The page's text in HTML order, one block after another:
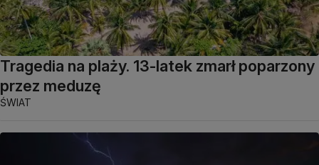
Tragedia na plaży. 13-latek zmarł poparzony
przez meduzę
ŚWIAT